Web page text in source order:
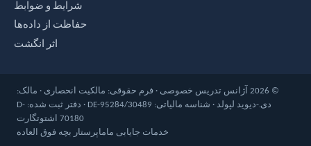
آموزش رایگان از طریق کوپن‌های آموزشی
چرا بازنشستگان تدریس خصوصی می‌کنند؟
شرایط و ضوابط
حفاظت از داده‌ها
اثر انگشت
© 2026 آژانس تدریس خصوصی · فرم حقوقی: مالکیت انحصاری · مالک:
دی.-دیوید لپولد · شناسه مالیاتی: DE-95284/30489 · دفتر ثبت شده: D-
70180 اشتوتگارت
پرستار بچه فوق العادهخدمات جایابی ماما